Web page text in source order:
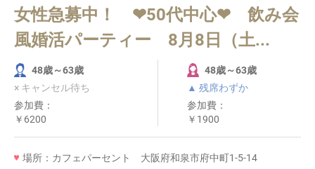
女性急募中！ ❤50代中心❤ 飲み会
風婚活パーティー 8月8日（土...
48歳～63歳
× キャンセル待ち
参加費：
￥6200
48歳～63歳
▲ 残席わずか
参加費：
￥1900
場所：カフェパーセント 大阪府和泉市府中町1-5-14